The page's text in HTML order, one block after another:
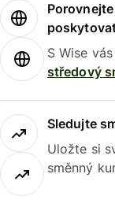
S Wise
středový
Sledujte
Uložte si
směnný